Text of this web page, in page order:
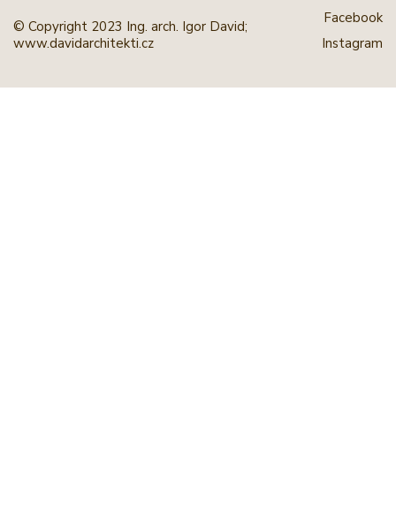
Facebook
Instagram
© Copyright 2023 Ing. arch. Igor David;
www.davidarchitekti.cz